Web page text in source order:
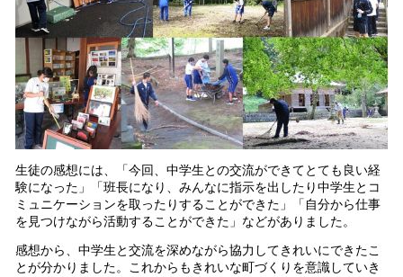
生徒の感想には、「今回、中学生との交流ができてとても良い経
験になった」「班長になり、みんなに指示を出したり中学生とコ
ミュニケーションを取ったりすることができた」「自分から仕事
を見つけながら活動することができた」などがありました。
感想から、中学生と交流を深めながら協力してきれいにできたこ
とが分かりました。これからもきれいな町づくりを意識していき